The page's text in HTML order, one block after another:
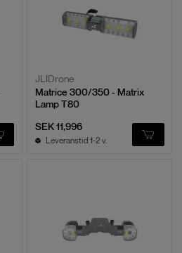
JLIDrone
Matrice 300/350 - Matrix
Lamp T80
SEK 11,996
Leveranstid 1-2 v.